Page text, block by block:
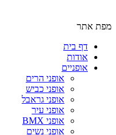
מפת אתר
דף בית
אודות
אופניים
אופני הרים
אופני כביש
אופני גראבל
אופני עיר
אופני BMX
אופני נשים